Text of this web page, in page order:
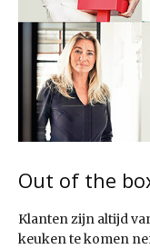
Out of the
Klanten zijn altijd
keuken te komen